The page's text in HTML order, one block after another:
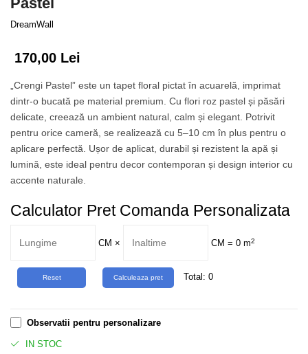
Watercolor
DreamWall
170,00 Lei
„Crengi Pastel” este un tapet floral pictat în acuarelă, imprimat
dintr-o bucată pe material premium. Cu flori roz pastel și păsări
delicate, creează un ambient natural, calm și elegant. Potrivit
pentru orice cameră, se realizează cu 5–10 cm în plus pentru o
aplicare perfectă. Ușor de aplicat, durabil și rezistent la apă și
lumină, este ideal pentru decor contemporan și design interior cu
accente naturale.
Calculator Pret Comanda Personalizata
CM × CM = 0 m2
Total: 0
Observatii pentru personalizare
IN STOC